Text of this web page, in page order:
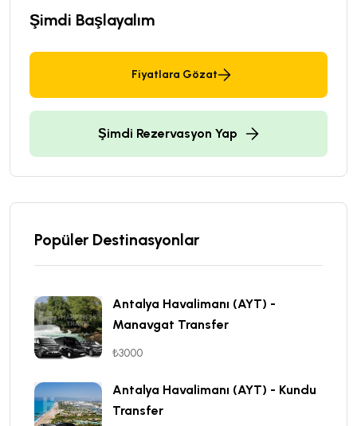
Şimdi Başlayalım
Fiyatlara Gözat
Şimdi Rezervasyon Yap
Popüler Destinasyonlar
Antalya Havalimanı (AYT) -
Manavgat Transfer
₺3000
Antalya Havalimanı (AYT) - Kundu
Transfer